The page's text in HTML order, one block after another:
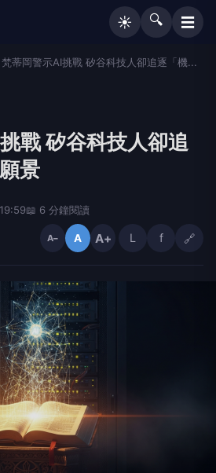
☀️ 🔍 ☰
梵蒂岡警示AI挑戰 矽谷科技人卻追逐「機...
戰 矽谷科技人卻追
景
📖 6 分鐘閱讀
A− A A+ L f 🔗